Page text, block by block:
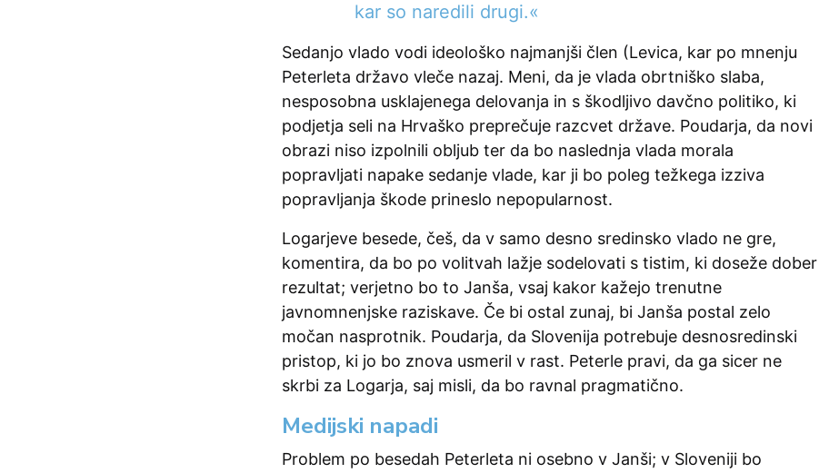
kar so naredili drugi.«
Sedanjo vlado vodi ideološko najmanjši člen (Levica, kar po mnenju
Peterleta državo vleče nazaj. Meni, da je vlada obrtniško slaba,
nesposobna usklajenega delovanja in s škodljivo davčno politiko, ki
podjetja seli na Hrvaško preprečuje razcvet države. Poudarja, da novi
obrazi niso izpolnili obljub ter da bo naslednja vlada morala
popravljati napake sedanje vlade, kar ji bo poleg težkega izziva
popravljanja škode prineslo nepopularnost.
Logarjeve besede, češ, da v samo desno sredinsko vlado ne gre,
komentira, da bo po volitvah lažje sodelovati s tistim, ki doseže dober
rezultat; verjetno bo to Janša, vsaj kakor kažejo trenutne
javnomnenjske raziskave. Če bi ostal zunaj, bi Janša postal zelo
močan nasprotnik. Poudarja, da Slovenija potrebuje desnosredinski
pristop, ki jo bo znova usmeril v rast. Peterle pravi, da ga sicer ne
skrbi za Logarja, saj misli, da bo ravnal pragmatično.
Medijski napadi
Problem po besedah Peterleta ni osebno v Janši; v Sloveniji bo